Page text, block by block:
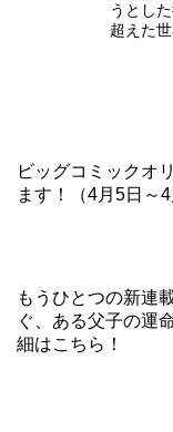
うとし
超えた
ビッグコミックオ
ます！（4月5日～4
もうひとつの新連
ぐ、ある父子の運
細はこちら ！